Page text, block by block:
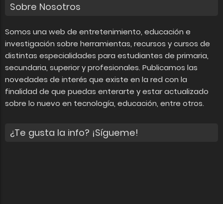
Sobre Nosotros
Somos una web de entretenimiento, educación e
investigación sobre herramientas, recursos y cursos de
distintas especialidades para estudiantes de primaria,
secundaria, superior y profesionales. Publicamos las
novedades de interés que existe en la red con la
finalidad de que puedas enterarte y estar actualizado
sobre lo nuevo en tecnología, educación, entre otros.
¿Te gusta la info? ¡Sígueme!